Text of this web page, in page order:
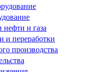
и газа
и переработки
производства